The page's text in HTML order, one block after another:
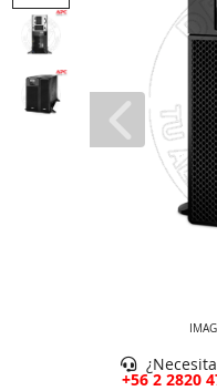
+56 2 2820